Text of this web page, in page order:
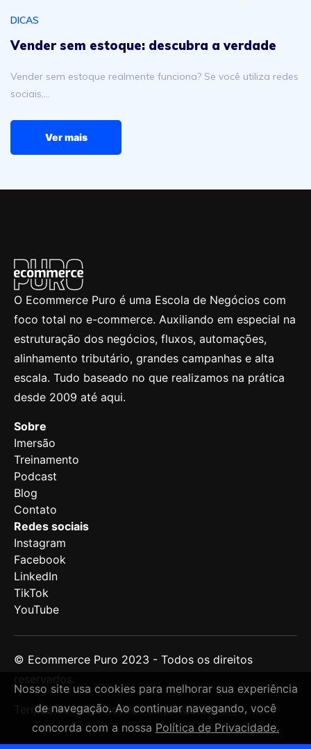
DICAS
Vender sem estoque: descubra a verdade
Vender sem estoque realmente funciona? Se você utiliza redes
sociais,…
Ver mais
O Ecommerce Puro é uma Escola de Negócios com
foco total no e-commerce. Auxiliando em especial na
estruturação dos negócios, fluxos, automações,
alinhamento tributário, grandes campanhas e alta
escala. Tudo baseado no que realizamos na prática
desde 2009 até aqui.
Sobre
Imersão
Treinamento
Podcast
Blog
Contato
Redes sociais
Instagram
Facebook
LinkedIn
TikTok
YouTube
© Ecommerce Puro 2023 - Todos os direitos
Termos de uso e política de privacidade.
Nosso site usa cookies para melhorar sua experiência
de navegação. Ao continuar navegando, você
concorda com a nossa Política de Privacidade.